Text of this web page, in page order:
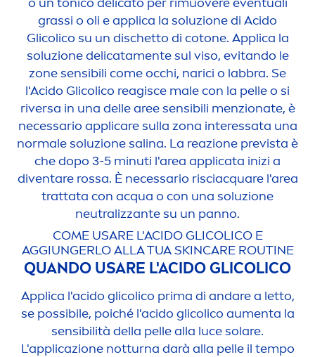
grassi o oli e applica la soluzione di Acido
Glicolico su un dischetto di cotone. Applica la
soluzione delicatamente sul viso, evitando le
zone sensibili come occhi, narici o labbra. Se
l'Acido Glicolico reagisce male con la pelle o si
riversa in una delle aree sensibili menzionate, è
necessario applicaresulla zona interessata una
normale soluzione salina. La reazione prevista è
che dopo 3-5 minuti l'area applicata inizi a
diventare rossa. È necessario risciacquare l'area
trattata con acqua o con una soluzione
neutralizzante su un panno.
COME USARE L'ACIDO GLICOLICO E
AGGIUNGERLO ALLA TUASKINCAREROUTINE
QUANDO USARE L'ACIDO GLICOLICO
Applica l'acido glicolico prima di andare a letto,
se possibile, poiché l'acido glicolico aumenta la
sensibilità della pelle alla luce solare.
L'applicazione notturna darà alla pelle il tempo